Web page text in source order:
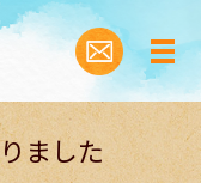
ました